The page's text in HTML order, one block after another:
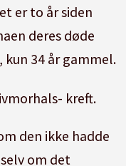
er to år siden
deres døde
34 år gammel.
kreft.
den ikke hadde
om det